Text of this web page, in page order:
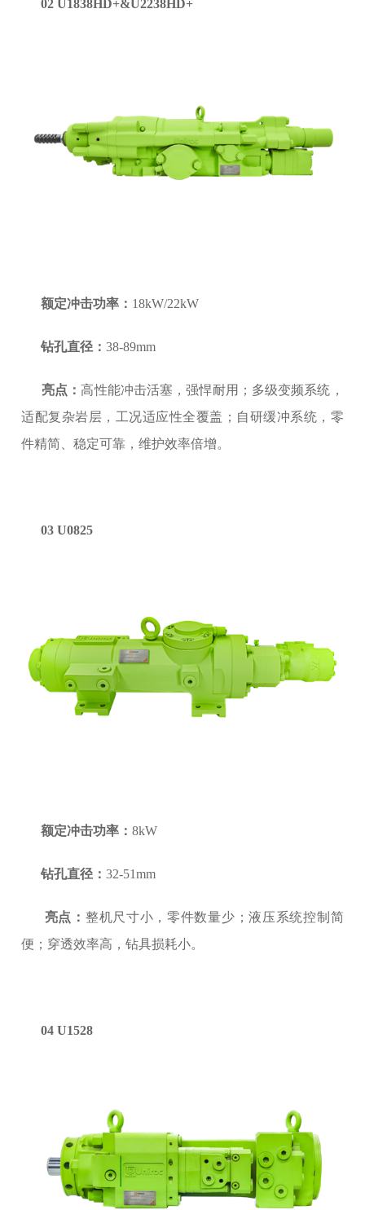
02 U1838HD+&U2238HD+
额定冲击功率： 18kW/22kW
钻孔直径：38-89mm
亮点：高性能冲击活塞，强悍耐用；多级变频系统，
适配复杂岩层，工况适应性全覆盖；自研缓冲系统，零
件精简、稳定可靠，维护效率倍增。
03 U0825
额定冲击功率：8kW
钻孔直径：32-51mm
亮点： 整机尺寸小，零件数量少；液压系统控制简
便；穿透效率高，钻具损耗小。
04 U1528